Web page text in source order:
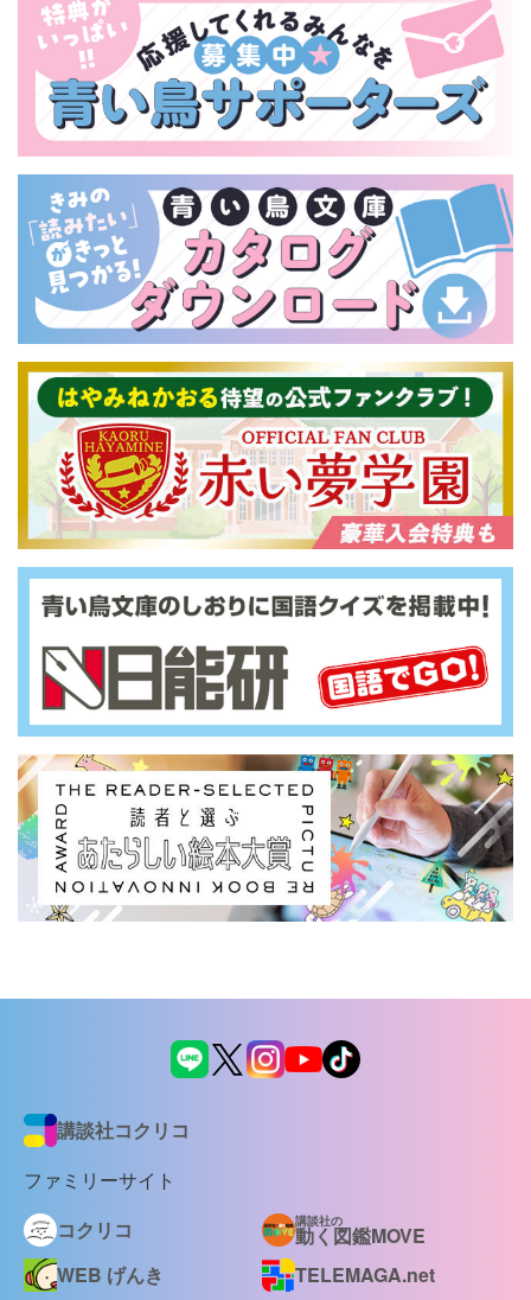
講談社コクリコ
ファミリーサイト
コクリコ
講談社の
動く図鑑MOVE
WEB げんき
TELEMAGA.net